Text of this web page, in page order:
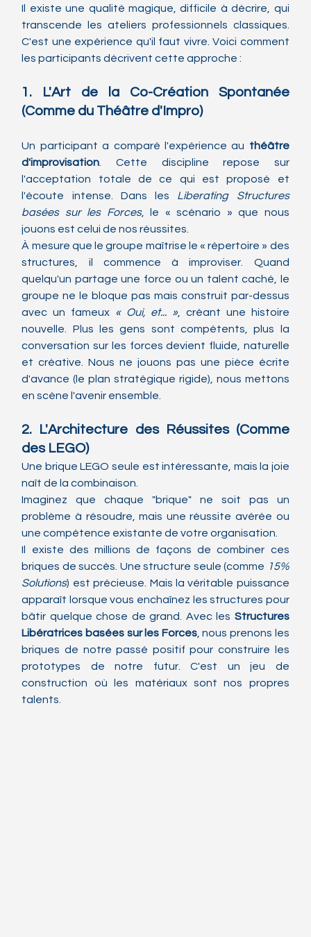
Il existe une qualité magique, difficile à décrire, qui
transcende les ateliers professionnels classiques.
C'est une expérience qu'il faut vivre. Voici comment
les participants décrivent cette approche :
1. L'Art de la Co-Création Spontanée
(Comme du Théâtre d'Impro)
Un participant a comparé l'expérience au théâtre
d'improvisation. Cette discipline repose sur
l'acceptation totale de ce qui est proposé et
l'écoute intense. Dans les Liberating Structures
basées sur les Forces, le « scénario » que nous
jouons est celui de nos réussites.
À mesure que le groupe maîtrise le « répertoire » des
structures, il commence à improviser. Quand
quelqu'un partage une force ou un talent caché, le
groupe ne le bloque pas mais construit par-dessus
avec un fameux « Oui, et... », créant une histoire
nouvelle. Plus les gens sont compétents, plus la
conversation sur les forces devient fluide, naturelle
et créative. Nous ne jouons pas une pièce écrite
d'avance (le plan stratégique rigide), nous mettons
en scène l'avenir ensemble.
2. L'Architecture des Réussites (Comme
des LEGO)
Une brique LEGO seule est intéressante, mais la joie
naît de la combinaison.
Imaginez que chaque "brique" ne soit pas un
problème à résoudre, mais une réussite avérée ou
une compétence existante de votre organisation.
Il existe des millions de façons de combiner ces
briques de succès. Une structure seule (comme 15%
Solutions) est précieuse. Mais la véritable puissance
apparaît lorsque vous enchaînez les structures pour
bâtir quelque chose de grand. Avec les Structures
Libératrices basées sur les Forces, nous prenons les
briques de notre passé positif pour construire les
prototypes de notre futur. C'est un jeu de
construction où les matériaux sont nos propres
talents.